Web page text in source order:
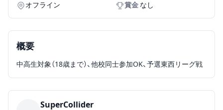
形態オフライン 賞金 なし
概要
中高生対象（18歳まで）、他校同士参加OK、予選東西リーグ戦
SuperCollider